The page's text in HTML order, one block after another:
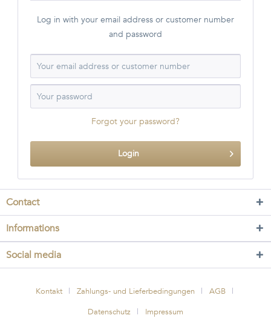
Log in with your email address or customer number
and password
Forgot your password?
Login
Contact
Informations
Social media
Kontakt Zahlungs- und Lieferbedingungen
AGB
Datenschutz
Impressum